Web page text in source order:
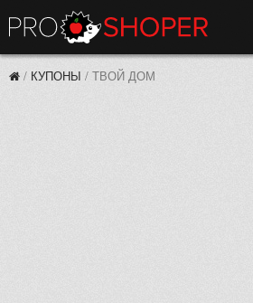
/ КУПОНЫ / ТВОЙ ДОМ